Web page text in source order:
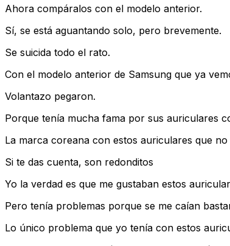
Ahora compáralos con el modelo anterior.
Sí, se está aguantando solo, pero brevemente.
Se suicida todo el rato.
Con el modelo anterior de Samsung que ya
Volantazo pegaron.
Porque tenía mucha fama por sus auriculares
La marca coreana con estos auriculares que no
Si te das cuenta, son redonditos
Yo la verdad es que me gustaban estos
Pero tenía problemas porque se me caían
Lo único problema que yo tenía con estos